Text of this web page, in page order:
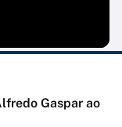
Gaspar ao